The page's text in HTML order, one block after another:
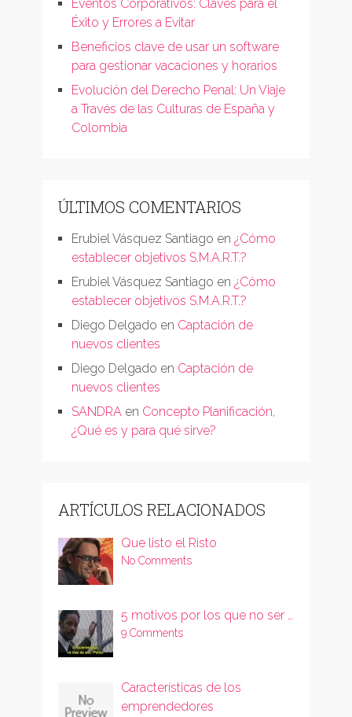
Eventos Corporativos: Claves para el
Éxito y Errores a Evitar
Beneficios clave de usar un software
para gestionar vacaciones y horarios
Evolución del Derecho Penal: Un Viaje
a Través de las Culturas de España y
Colombia
ÚLTIMOS COMENTARIOS
Erubiel Vásquez Santiago en ¿Cómo
establecer objetivos S.M.A.R.T.?
Erubiel Vásquez Santiago en ¿Cómo
establecer objetivos S.M.A.R.T.?
Diego Delgado en Captación de
nuevos clientes
Diego Delgado en Captación de
nuevos clientes
SANDRAen Concepto Planificación,
¿Qué es y para qué sirve?
ARTÍCULOS RELACIONADOS
Que listo el Risto
No Comments
5 motivos por los que no ser …
9 Comments
Características de los
emprendedores